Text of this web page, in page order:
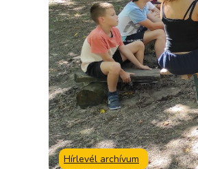
Hírlevél archívum